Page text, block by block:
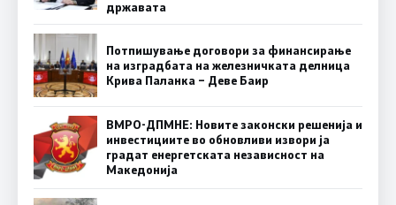
државата
Потпишување договори за финансирање
на изградбата на железничката делница
Крива Паланка – Деве Баир
ВМРО-ДПМНЕ: Новите законски решенија и
инвестициите во обновливи извори ја
градат енергетската независност на
Македонија